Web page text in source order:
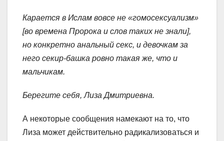
Карается в Ислам вовсе не «гомосексуализм»
[во времена Пророка и слов таких не знали],
но конкретно анальный секс, и девочкам за
него секир-башка ровно такая же, что и
мальчикам.
Берегите себя, Лиза Дмитриевна.
А некоторые сообщения намекают на то, что
Лиза может действительно радикализоваться и